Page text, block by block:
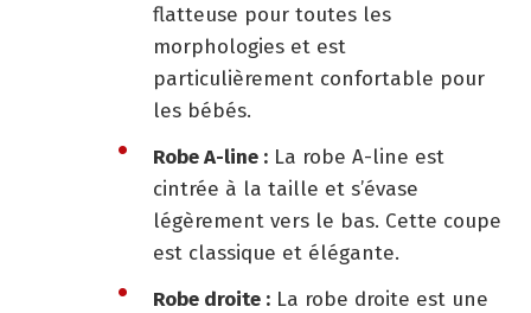
flatteuse pour toutes les
morphologies et est
particulièrement confortable pour
les bébés.
Robe A-line : La robe A-line est
cintrée à la taille et s’évase
légèrement vers le bas. Cette coupe
est classique et élégante.
Robe droite : La robe droite est une